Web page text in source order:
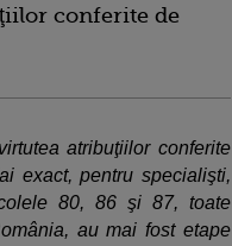
conferite de
atribuţiilor conferite
exact, pentru specialişti,
80, 86 şi 87, toate
au mai fost etape